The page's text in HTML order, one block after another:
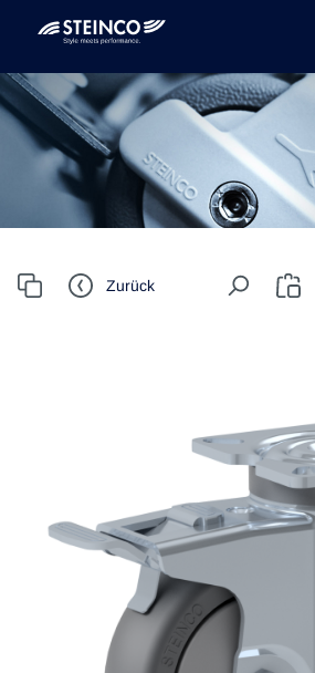
Zurück